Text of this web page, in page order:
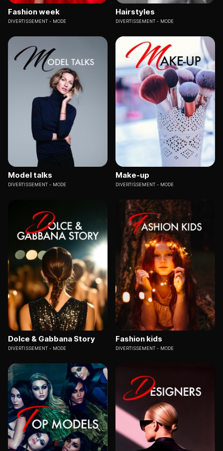
Fashion week
DIVERTISSEMENT MODE
Hairstyles
DIVERTISSEMENT MODE
Model talks
DIVERTISSEMENT MODE
Make-up
DIVERTISSEMENT MODE
Dolce & Gabbana Story
DIVERTISSEMENT MODE
Fashion kids
DIVERTISSEMENT MODE